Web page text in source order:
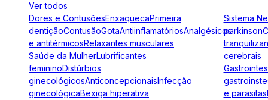
Ver todos
Dores e ContusõesEnxaquecaPrimeira
dentiçãoContusãoGotaAntiinflamatóriosAnalgésicos
e antitérmicosRelaxantes musculares
Saúde da MulherLubrificantes
femininoDistúrbios
ginecológicosAnticoncepcionaisInfecção
ginecológicaBexiga hiperativa
Sistema
parkinson
cerebrais
e parasitas